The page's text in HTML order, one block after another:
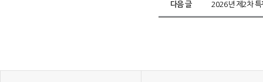
다음 글 2026년 제2차 특